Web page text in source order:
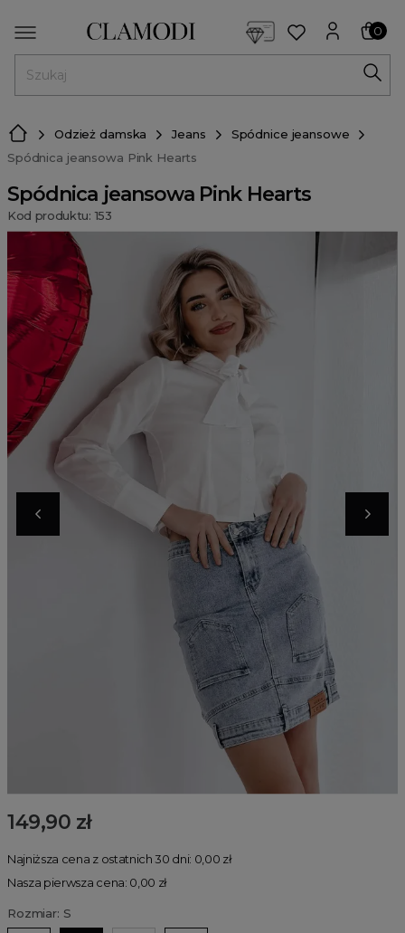
0
Odzież damska Jeans
Spódnice jeansowe
Spódnica jeansowa Pink Hearts
Spódnica jeansowa Pink Hearts
Kod produktu: 153
149,90 zł
Najniższa cena z ostatnich 30 dni: 0,00 zł
Nasza pierwsza cena: 0,00 zł
Rozmiar: S